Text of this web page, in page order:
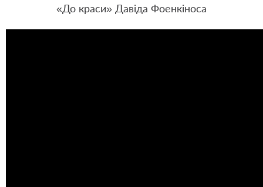
«До краси» Давіда Фоенкіноса